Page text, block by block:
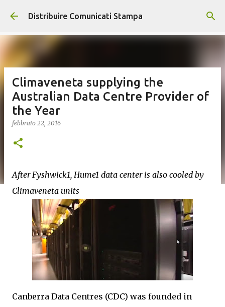
Passa ai contenuti principali
Distribuire Comunicati Stampa
Climaveneta supplying the
Australian Data Centre Provider of
the Year
febbraio 22, 2016
After Fyshwick1, Hume1 data center is also cooled by
Climaveneta units
Canberra Data Centres (CDC) was founded in